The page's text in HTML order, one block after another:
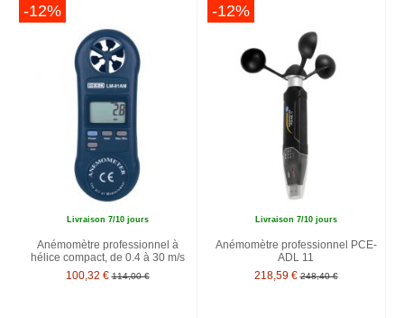
-12%
Livraison 7/10 jours
Anémomètre professionnel à
hélice compact, de 0.4 à 30 m/s
100,32 € 114,00 €
-12%
Livraison 7/10 jours
Anémomètre professionnel PCE-
ADL 11
218,59 € 248,40 €